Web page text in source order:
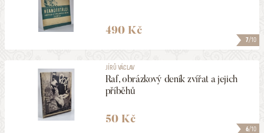
7/10
490 Kč
6/10
JÍRŮ VÁCLAV
Raf, obrázkový deník zvířat a jejich
příběhů
50 Kč